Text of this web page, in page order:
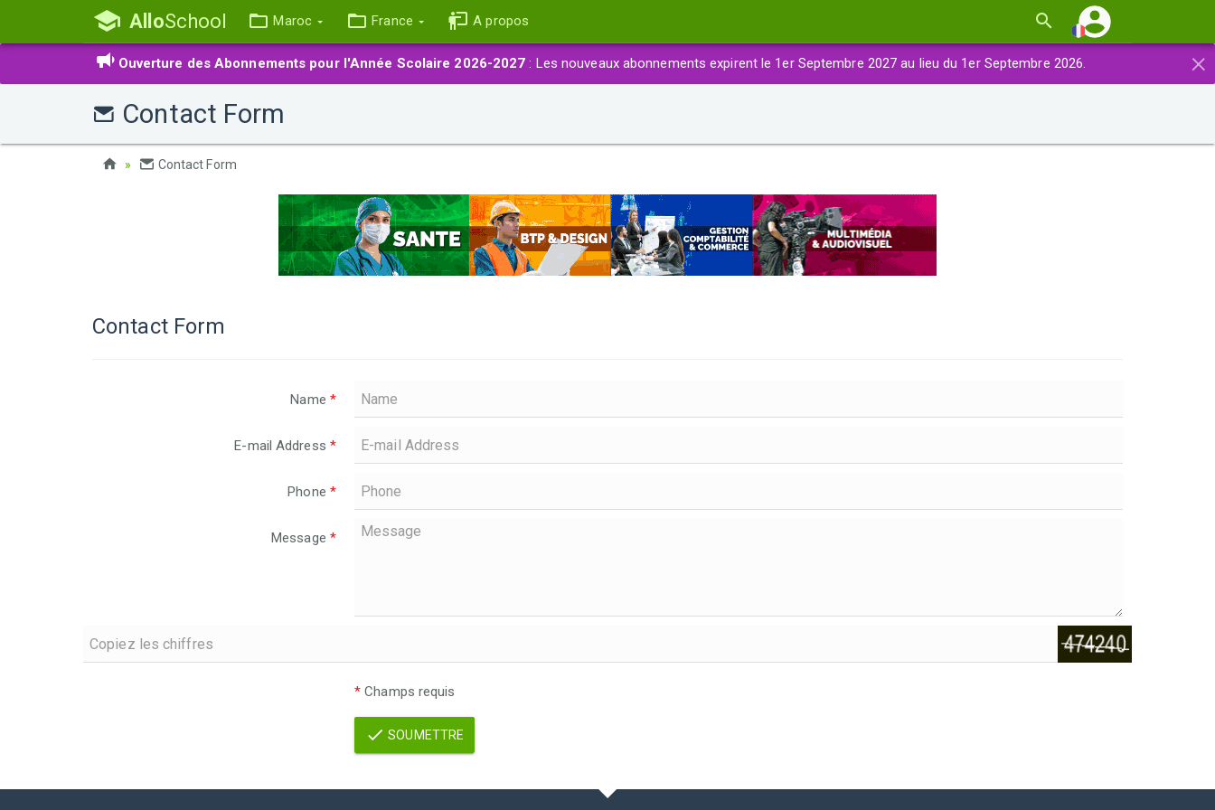
AlloSchool Maroc France A propos
×
Ouverture des Abonnements pour l'Année Scolaire 2026-2027 : Les nouveaux abonnements expirent le 1er Septembre 2027 au lieu du 1er Septembre 2026.
Contact Form
Contact Form
Contact Form
Name *
E-mail Address *
Phone *
Message *
* Champs requis
SOUMETTRE